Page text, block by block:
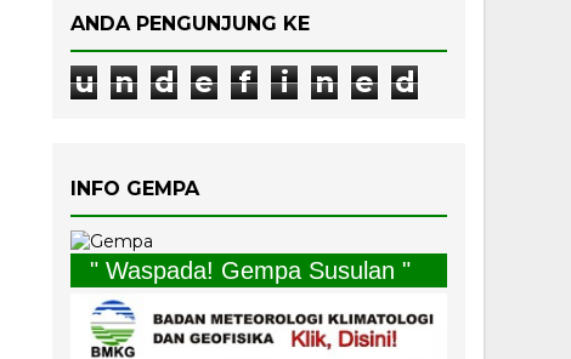
ANDA PENGUNJUNG KE
u n d e f i n e d
INFO GEMPA
" Waspada! Gempa Susulan "